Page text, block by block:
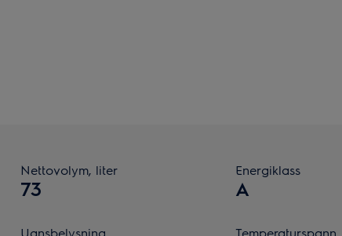
Nettovolym, liter
73
Energiklass
A
Ugnsbelysning Temperaturspann